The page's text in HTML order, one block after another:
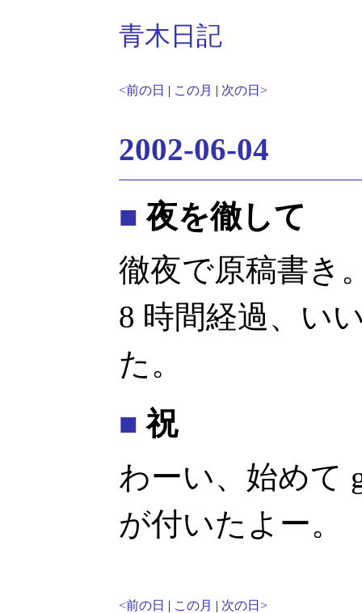
青木日記
<前の日 | この月 | 次の日>
2002-06-04
■ 夜を徹して
徹夜で原稿書き
8 時間経過、い
た。
■ 祝
わーい、始めて
が付いたよー。
<前の日 | この月 | 次の日>